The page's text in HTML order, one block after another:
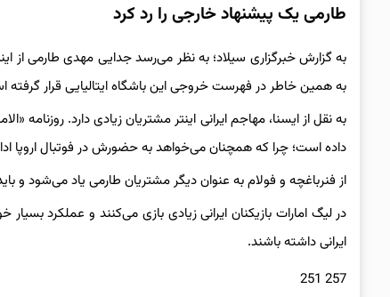
طارمی یک پیشنهاد خارجی را رد کرد
به گزارش خبرگزاری سیلاد؛ به نظر می‌رسد جدایی مهدی طارمی از
به همین خاطر در فهرست خروجی این باشگاه ایتالیایی قرار گرفته
به نقل از ایسنا، مهاجم ایرانی اینتر مشتریان زیادی دارد. روزنامه
داده است؛ چرا که همچنان می‌خواهد به حضورش در فوتبال اروپا
از فنرباغچه و فولام به عنوان دیگر مشتریان طارمی یاد می‌شود
در لیگ امارات بازیکنان ایرانی زیادی بازی می‌کنند و عملکرد
ایرانی داشته باشند.
257 251